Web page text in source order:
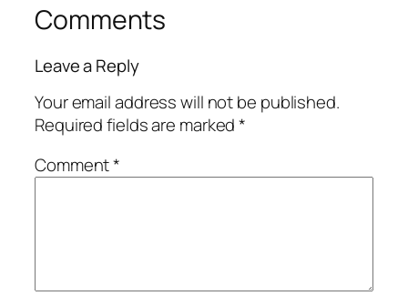
Comments
Leave a Reply
Your email address will not be published.
Required fields are marked*
Comment*